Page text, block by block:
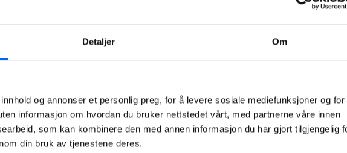
Detaljer Om
og annonser et personlig preg, for å levere sosiale mediefunksjoner og for
informasjon om hvordan du bruker nettstedet vårt, med partnerne våre innen
som kan kombinere den med annen informasjon du har gjort tilgjengelig
din bruk av tjenestene deres.
lokalsamfunnet
og regionen,
gjennomføring,
gode
løsninger og
effektiv